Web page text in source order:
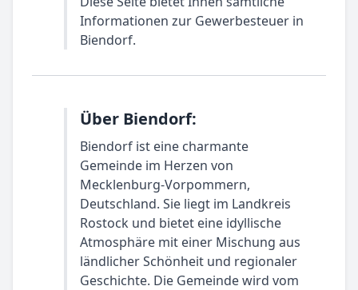
Informationen zur Gewerbesteuer in
Biendorf.
Über Biendorf:
Biendorf ist eine charmante
Gemeinde im Herzen von
Mecklenburg-Vorpommern,
Deutschland. Sie liegt im Landkreis
Rostock und bietet eine idyllische
Atmosphäre mit einer Mischung aus
ländlicher Schönheit und regionaler
Geschichte. Die Gemeinde wird vom